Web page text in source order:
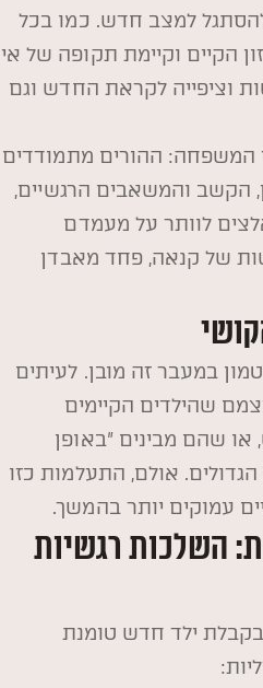
למצב חדש. כמו בכל
הקיים וקיימת תקופה של אי
וציפייה לקראת החדש וגם
המשפחה: ההורים מתמודדים
והמשאבים הרגשיים,
לוותר על מעמדם
של קנאה, פחד מאבדן
במעבר זה מובן. לעיתים
שהילדים הקיימים
או שהם מבינים "באופן
אולם, התעלמות כזו
עמוקים יותר בהמשך.
השלכות רגשיות
ילד חדש טומנת